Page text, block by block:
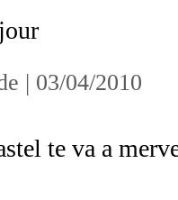
| 03/04/2010
te va a